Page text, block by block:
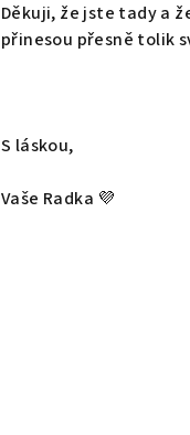
Děkuji, že jste tady a
přinesou přesně tolik
S láskou,
Vaše Radka 💜